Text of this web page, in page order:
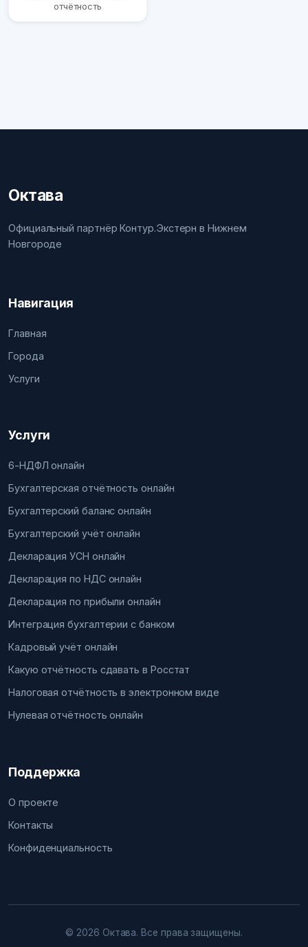
отчётность
Октава
Официальный партнёр Контур.Экстерн в Нижнем
Новгороде
Навигация
Главная
Города
Услуги
Услуги
6-НДФЛ онлайн
Бухгалтерская отчётность онлайн
Бухгалтерский баланс онлайн
Бухгалтерский учёт онлайн
Декларация УСН онлайн
Декларация по НДС онлайн
Декларация по прибыли онлайн
Интеграция бухгалтерии с банком
Кадровый учёт онлайн
Какую отчётность сдавать в Росстат
Налоговая отчётность в электронном виде
Нулевая отчётность онлайн
Поддержка
О проекте
Контакты
Конфиденциальность
© 2026 Октава. Все права защищены.